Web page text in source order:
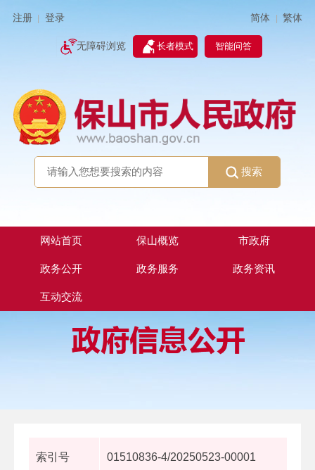
注册 登录 简体 | 繁体
无障碍浏览 长者模式 智能问答
搜索
网站首页 保山概览 市政府
政务公开 政务服务 政务资讯
互动交流
索引号 01510836-4/20250523-00001